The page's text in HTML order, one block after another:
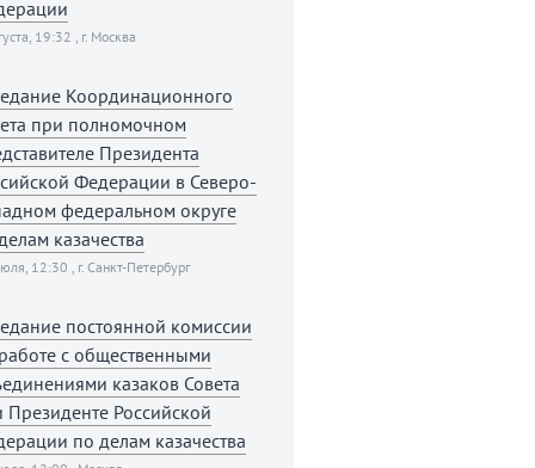
19:32 , г. Москва
Координационного
при полномочном
Президента
Федерации в Северо-
федеральном округе
казачества
12:30 , г. Санкт-Петербург
постоянной комиссии
с общественными
казаков Совета
Президенте Российской
по делам казачества